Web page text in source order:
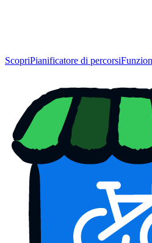
ScopriPianificatore di percorsi